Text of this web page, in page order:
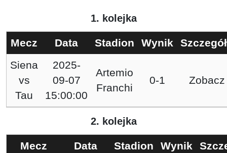
1. kolejka
Mecz Data Stadion Wynik
Siena
vs
Tau
2025-
09-07
15:00:00
Artemio
Franchi
0-1 Zobacz
2. kolejka
Mecz Data Stadion Wynik